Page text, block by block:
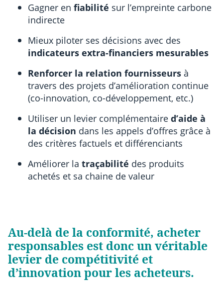
Gagner en fiabilité sur l’empreinte carbone
indirecte
Mieux piloter ses décisions avec des
indicateurs extra-financiers mesurables
Renforcer la relation fournisseurs à
travers des projets d’amélioration continue
(co-innovation, co-développement, etc.)
Utiliser un levier complémentaire d’aide à
la décision dans les appels d’offres grâce à
des critères factuels et différenciants
Améliorer la traçabilité des produits
achetés et sa chaine de valeur
Au-delà de la conformité, acheter
responsables est donc un véritable
levier de compétitivité et
d’innovation pour les acheteurs.